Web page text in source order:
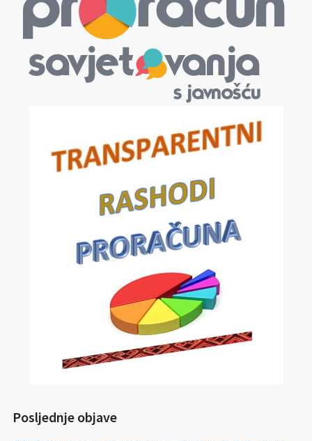
Posljednje objave